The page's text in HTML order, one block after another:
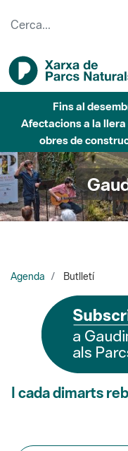
Fins al
Afectacions a la
obres de
Agenda Butlletí
I cada dimarts